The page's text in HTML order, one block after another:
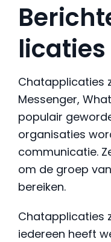
licaties
Chatapplicaties
Messenger,
populair
organisaties
communicatie.
om de groep
bereiken.
Chatapplicaties
iedereen heeft